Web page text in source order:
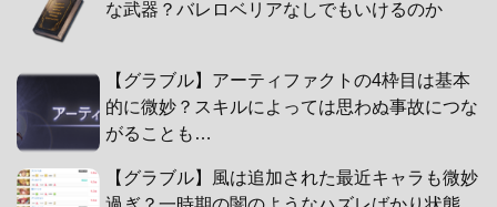
な武器？バレロベリアなしでもいけるのか
【グラブル】アーティファクトの4枠目は基本
的に微妙？スキルによっては思わぬ事故につな
がることも…
【グラブル】風は追加された最近キャラも微妙